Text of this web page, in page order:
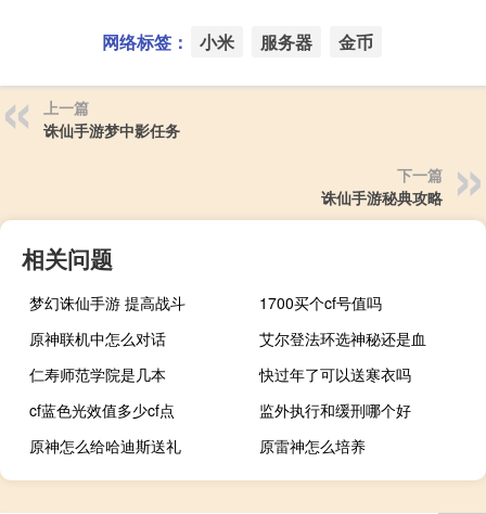
网络标签： 小米 服务器 金币
上一篇
诛仙手游梦中影任务
下一篇
诛仙手游秘典攻略
相关问题
梦幻诛仙手游 提高战斗
1700买个cf号值吗
原神联机中怎么对话
艾尔登法环选神秘还是血
仁寿师范学院是几本
快过年了可以送寒衣吗
cf蓝色光效值多少cf点
监外执行和缓刑哪个好
原神怎么给哈迪斯送礼
原雷神怎么培养